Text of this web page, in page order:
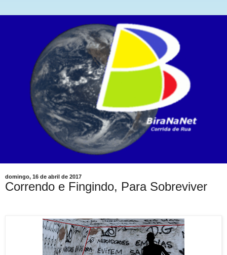
domingo, 16 de abril de 2017
Correndo e Fingindo, Para Sobreviver